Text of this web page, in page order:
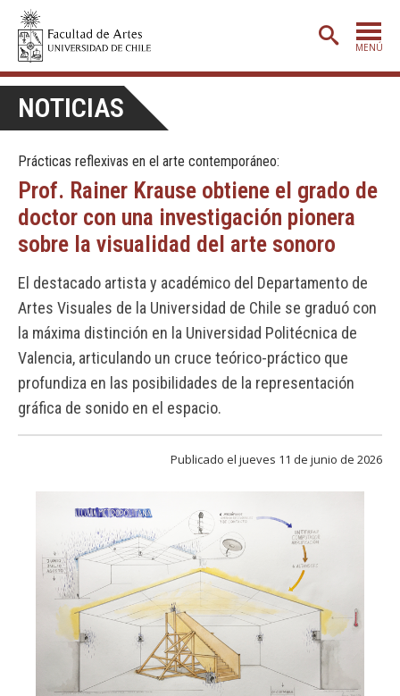
MENÚ
ADMISIÓN
ETAPA BÁSICA
CARRERAS
POSTGRADO
CREACIÓNE INVESTIGACIÓN
BIBLIOTECA
DEPARTAMENTOS
FACULTAD
NOTICIAS
Prácticas reflexivas en el arte contemporáneo:
Prof. Rainer Krause obtiene el grado de
doctor con una investigación pionera
sobre la visualidad del arte sonoro
El destacado artista y académico del Departamento de
Artes Visuales de la Universidad de Chile se graduó con
la máxima distinción en la Universidad Politécnica de
Valencia, articulando un cruce teórico-práctico que
profundiza en las posibilidades de la representación
gráfica de sonido en el espacio.
Publicado el jueves 11 de junio de 2026